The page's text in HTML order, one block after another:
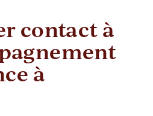
contact à
à